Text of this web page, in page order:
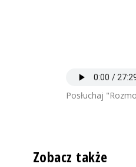
Posłuchaj
Zobacz także